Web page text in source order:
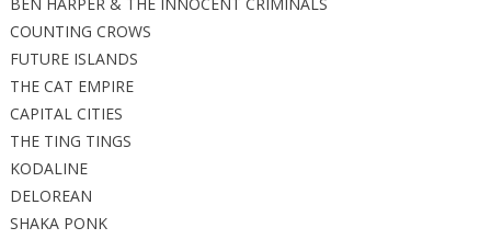
BEN HARPER & THE INNOCENT CRIMINALS
COUNTING CROWS
FUTURE ISLANDS
THE CAT EMPIRE
CAPITAL CITIES
THE TING TINGS
KODALINE
DELOREAN
SHAKA PONK